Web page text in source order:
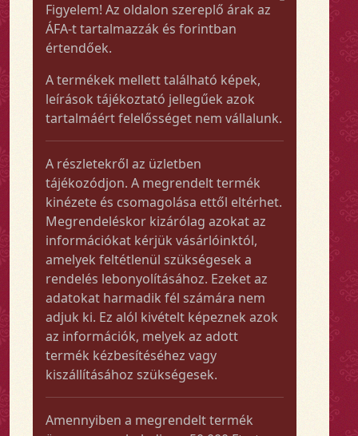
Figyelem! Az oldalon szereplő árak az
ÁFA-t tartalmazzák és forintban
értendőek.
A termékek mellett található képek,
leírások tájékoztató jellegűek azok
tartalmáért felelősséget nem vállalunk.
A részletekről az üzletben
tájékozódjon. A megrendelt termék
kinézete és csomagolása ettől eltérhet.
Megrendeléskor kizárólag azokat az
információkat kérjük vásárlóinktól,
amelyek feltétlenül szükségesek a
rendelés lebonyolításához. Ezeket az
adatokat harmadik fél számára nem
adjuk ki. Ez alól kivételt képeznek azok
az információk, melyek az adott
termék kézbesítéséhez vagy
kiszállításához szükségesek.
Amennyiben a megrendelt termék